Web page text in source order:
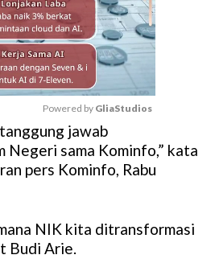
M
u
t
Powered by GliaStudios
jawab
Negeri sama Kominfo,” kata
pers Kominfo, Rabu
NIK kita ditransformasi
Budi Arie.